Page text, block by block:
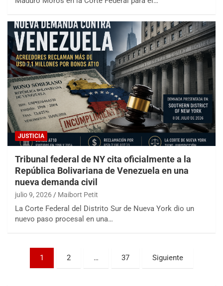
JUSTICIA
Tribunal federal de NY cita oficialmente a la
República Bolivariana de Venezuela en una
nueva demanda civil
julio 9, 2026 Maibort Petit
La Corte Federal del Distrito Sur de Nueva York dio un
nuevo paso procesal en una…
Paginación
1 2 … 37 Siguiente